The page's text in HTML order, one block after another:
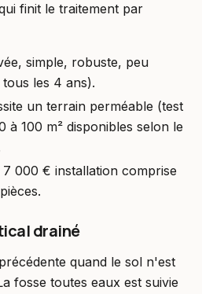
finit le traitement par
simple, robuste, peu
les 4 ans).
un terrain perméable (test
à 100 m² disponibles selon le
000 € installation comprise
drainé
quand le sol n'est
fosse toutes eaux est suivie